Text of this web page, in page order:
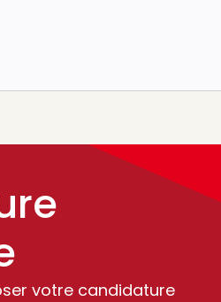
votre candidature